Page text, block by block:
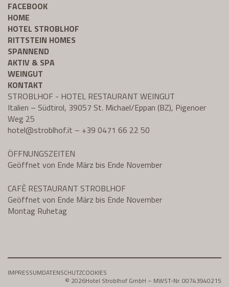
FACEBOOK
HOME
HOTEL STROBLHOF
RITTSTEIN HOMES
SPANNEND
AKTIV & SPA
WEINGUT
KONTAKT
STROBLHOF - HOTEL RESTAURANT WEINGUT
Italien – Südtirol, 39057 St. Michael/Eppan (BZ), Pigenoer
Weg 25
hotel@stroblhof.it – +39 0471 66 22 50
ÖFFNUNGSZEITEN
Geöffnet von Ende März bis Ende November
CAFÈ RESTAURANT STROBLHOF
Geöffnet von Ende März bis Ende November
Montag Ruhetag
IMPRESSUMDATENSCHUTZCOOKIES
© 2026Hotel Stroblhof GmbH – MWST-Nr. 00743940215